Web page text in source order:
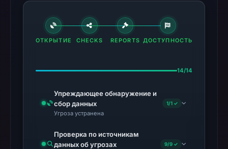
ОТКРЫТИЕ CHECKS REPORTS ДОСТУПНОСТЬ
14/14
Упреждающее обнаружение и
сбор данных
Угроза устранена
1/1 ✓
Проверка по источникам
данных об угрозах
9/9 ✓